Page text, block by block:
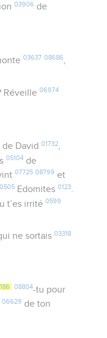
03906 de
03637 08686,
Réveille 06974
de David 01732,
05104 de
07725 08799 et
0505 Edomites0123.
t’es irrité0599
ne sortais 03318
08804-tu pour
06629 de ton